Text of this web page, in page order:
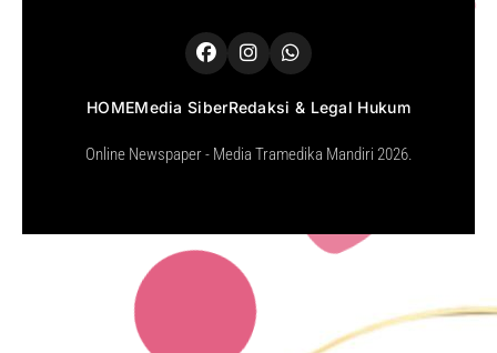
HOMEMedia SiberRedaksi & Legal Hukum
Online Newspaper - Media Tramedika Mandiri 2026.